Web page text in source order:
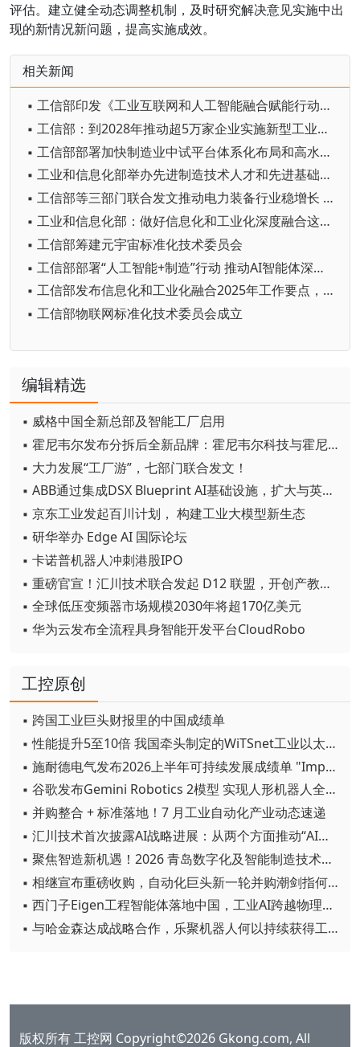
评估。建立健全动态调整机制，及时研究解决意见实施中出
现的新情况新问题，提高实施成效。
相关新闻
▪ 工信部印发《工业互联网和人工智能融合赋能行动方案》
▪ 工信部：到2028年推动超5万家企业实施新型工业网络改造升级
▪ 工信部部署加快制造业中试平台体系化布局和高水平建设
▪ 工业和信息化部举办先进制造技术人才和先进基础工艺人才轮训班
▪ 工信部等三部门联合发文推动电力装备行业稳增长 提出2025—2026年主要目标和8项举措
▪ 工业和信息化部：做好信息化和工业化深度融合这篇大文章
▪ 工信部筹建元宇宙标准化技术委员会
▪ 工信部部署“人工智能+制造”行动 推动AI智能体深度赋能产业核心环节
▪ 工信部发布信息化和工业化融合2025年工作要点，含五方面17项内容
▪ 工信部物联网标准化技术委员会成立
编辑精选
▪ 威格中国全新总部及智能工厂启用
▪ 霍尼韦尔发布分拆后全新品牌：霍尼韦尔科技与霍尼韦尔航空航天
▪ 大力发展“工厂游”，七部门联合发文！
▪ ABB通过集成DSX Blueprint AI基础设施，扩大与英伟达的合作
▪ 京东工业发起百川计划， 构建工业大模型新生态
▪ 研华举办 Edge AI 国际论坛
▪ 卡诺普机器人冲刺港股IPO
▪ 重磅官宣！汇川技术联合发起 D12 联盟，开创产教融合新范式
▪ 全球低压变频器市场规模2030年将超170亿美元
▪ 华为云发布全流程具身智能开发平台CloudRobo
工控原创
▪ 跨国工业巨头财报里的中国成绩单
▪ 性能提升5至10倍 我国牵头制定的WiTSnet工业以太网国际标准正式发布
▪ 施耐德电气发布2026上半年可持续发展成绩单 "Impact 2030"路线图开局稳健
▪ 谷歌发布Gemini Robotics 2模型 实现人形机器人全身智能控制突破
▪ 并购整合 + 标准落地！7 月工业自动化产业动态速递
▪ 汇川技术首次披露AI战略进展：从两个方面推动“AI业务化”落地
▪ 聚焦智造新机遇！2026 青岛数字化及智能制造技术论坛圆满落幕
▪ 相继宣布重磅收购，自动化巨头新一轮并购潮剑指何方？
▪ 西门子Eigen工程智能体落地中国，工业AI跨越物理世界“确定性”拐点
▪ 与哈金森达成战略合作，乐聚机器人何以持续获得工业巨头青睐？
版权所有 工控网 Copyright©2026 Gkong.com, All